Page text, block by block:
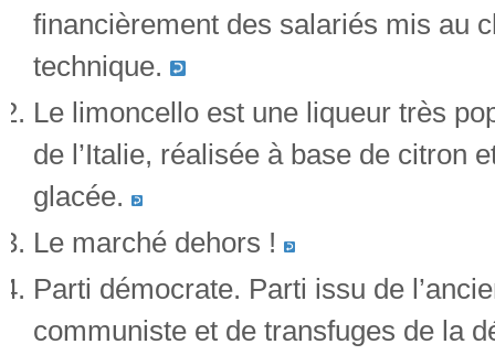
financièrement des salariés mis au
technique.
Le limoncello est une liqueur très
de l’Italie, réalisée à base de citron
glacée.
Le marché dehors !
Parti démocrate. Parti issu de
communiste et de transfuges de la